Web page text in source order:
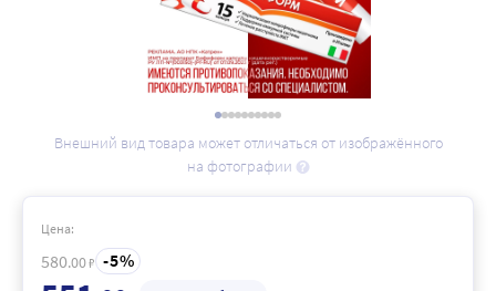
Внешний вид товара может отличаться от изображённого
на фотографии
Цена:
580.00₽ 5